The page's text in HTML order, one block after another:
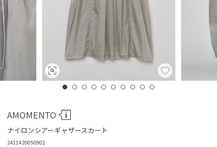
AMOMENTO
ナイロンシアーギャザースカート
2411420050902